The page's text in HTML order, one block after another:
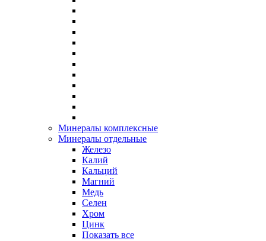
Минералы комплексные
Минералы отдельные
Железо
Калий
Кальций
Магний
Медь
Селен
Хром
Цинк
Показать все